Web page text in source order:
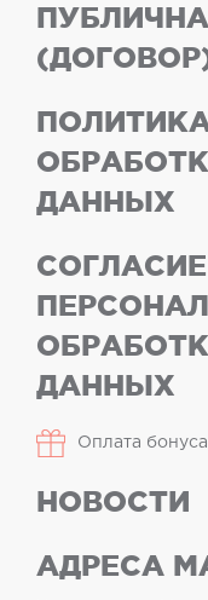
ДАННЫХ
ДАННЫХ
Оплата
НОВОСТИ
АДРЕСА